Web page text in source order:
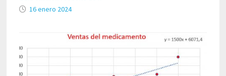
16 enero 2024